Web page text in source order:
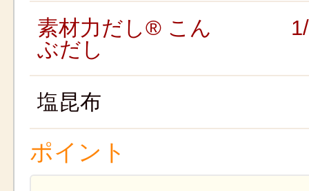
素材力だし® こん
ぶだし
塩昆布
ポイント